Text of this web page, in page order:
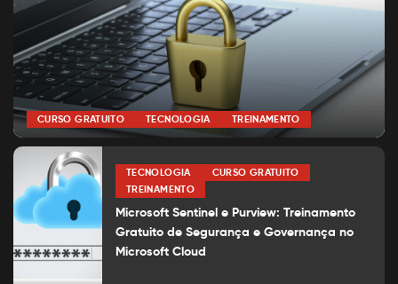
CURSO GRATUITO TECNOLOGIA TREINAMENTO
Posted
por Alexia Silva
TECNOLOGIA
CURSO GRATUITO
TREINAMENTO
Microsoft Sentinel e Purview: Treinamento
Gratuito de Segurança e Governança no
Microsoft Cloud